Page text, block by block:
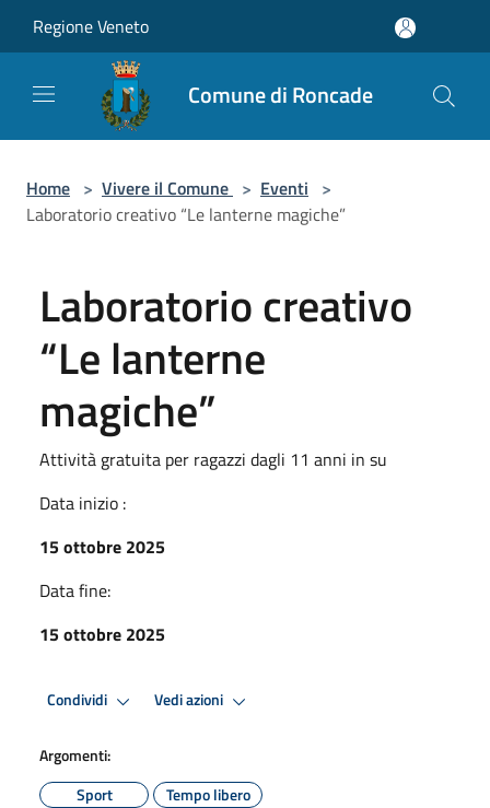
Regione Veneto
Comune di Roncade
Home > Vivere il Comune > Eventi >
Laboratorio creativo “Le lanterne magiche”
Laboratorio creativo
“Le lanterne
magiche”
Attività gratuita per ragazzi dagli 11 anni in su
Data inizio :
15 ottobre 2025
Data fine:
15 ottobre 2025
Condividi Vedi azioni
Argomenti:
Sport
Tempo libero